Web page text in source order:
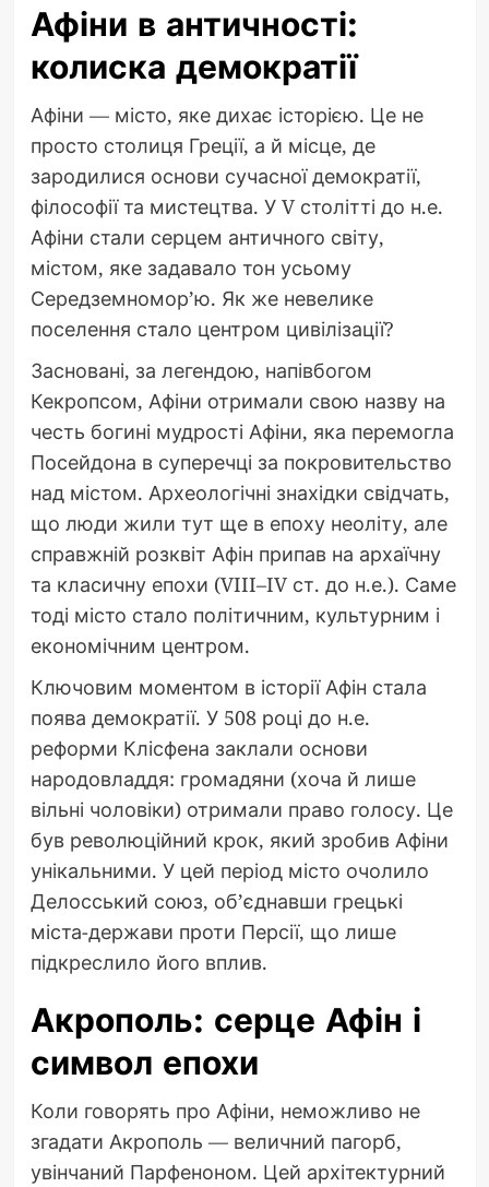
Афіни в античності:
колиска демократії
Афіни — місто, яке дихає історією. Це не
просто столиця Греції, а й місце, де
зародилися основи сучасної демократії,
філософії та мистецтва. У V столітті до н.е.
Афіни стали серцем античного світу,
містом, яке задавало тон усьому
Середземномор’ю. Як же невелике
поселення стало центром цивілізації?
Засновані, за легендою, напівбогом
Кекропсом, Афіни отримали свою назву на
честь богині мудрості Афіни, яка перемогла
Посейдона в суперечці за покровительство
над містом. Археологічні знахідки свідчать,
що люди жили тут ще в епоху неоліту, але
справжній розквіт Афін припав на архаїчну
та класичну епохи (VIII–IV ст. до н.е.). Саме
тоді місто стало політичним, культурним і
економічним центром.
Ключовим моментом в історії Афін стала
поява демократії. У 508 році до н.е.
реформи Клісфена заклали основи
народовладдя: громадяни (хоча й лише
вільні чоловіки) отримали право голосу. Це
був революційний крок, який зробив Афіни
унікальними. У цей період місто очолило
Делосський союз, об’єднавши грецькі
міста-держави проти Персії, що лише
підкреслило його вплив.
Акрополь: серце Афін і
символ епохи
Коли говорять про Афіни, неможливо не
згадати Акрополь — величний пагорб,
увінчаний Парфеноном. Цей архітектурний